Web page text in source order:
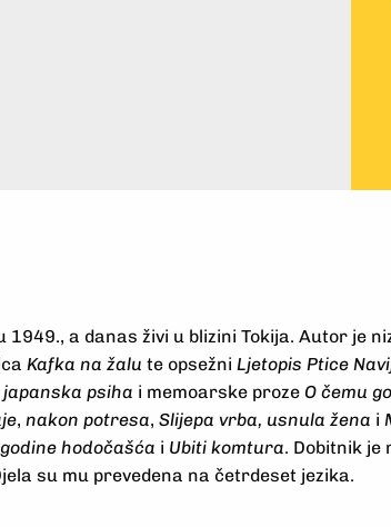
1949., a danas živi u blizini Tokija. Autor je
Kafka na žalu te opsežni Ljetopis Ptice
japanska psiha i memoarske proze O čemu
, nakon potresa, Slijepa vrba, usnula žena i
hodočašća i Ubiti komtura. Dobitnik
su mu prevedena na četrdeset jezika.